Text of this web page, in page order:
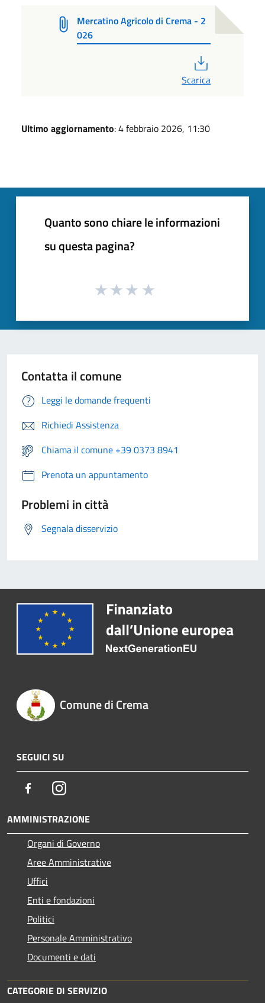
Mercatino Agricolo di Crema - 2
026
Scarica
Ultimo aggiornamento: 4 febbraio 2026, 11:30
Quanto sono chiare le informazioni
su questa pagina?
Contatta il comune
Leggi le domande frequenti
Richiedi Assistenza
Chiama il comune +39 0373 8941
Prenota un appuntamento
Problemi in città
Segnala disservizio
Comune di Crema
SEGUICI SU
FacebookInstagram
AMMINISTRAZIONE
Organi di Governo
Aree Amministrative
Uffici
Enti e fondazioni
Politici
Personale Amministrativo
Documenti e dati
CATEGORIE DI SERVIZIO